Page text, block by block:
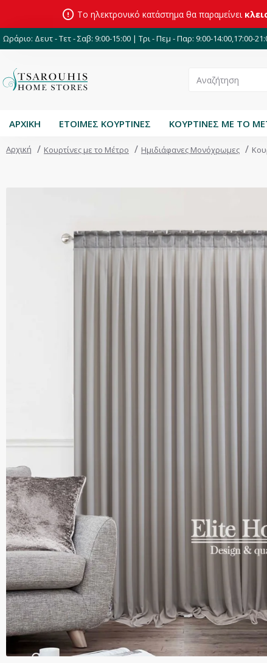
Το ηλεκτρονικό κατάστημα θα παραμείνει
Ωράριο: Δευτ - Τετ - Σαβ: 9:00-15:00 | Τρι - Πεμ - Παρ: 9:00-14:00,17:00-
ΑΡΧΙΚΗ ΕΤΟΙΜΕΣ ΚΟΥΡΤΙΝΕΣ ΚΟΥΡΤΙΝΕΣ ΜΕ ΤΟ
Αρχική Κουρτίνες με το Μέτρο Ημιδιάφανες Μονόχρωμες